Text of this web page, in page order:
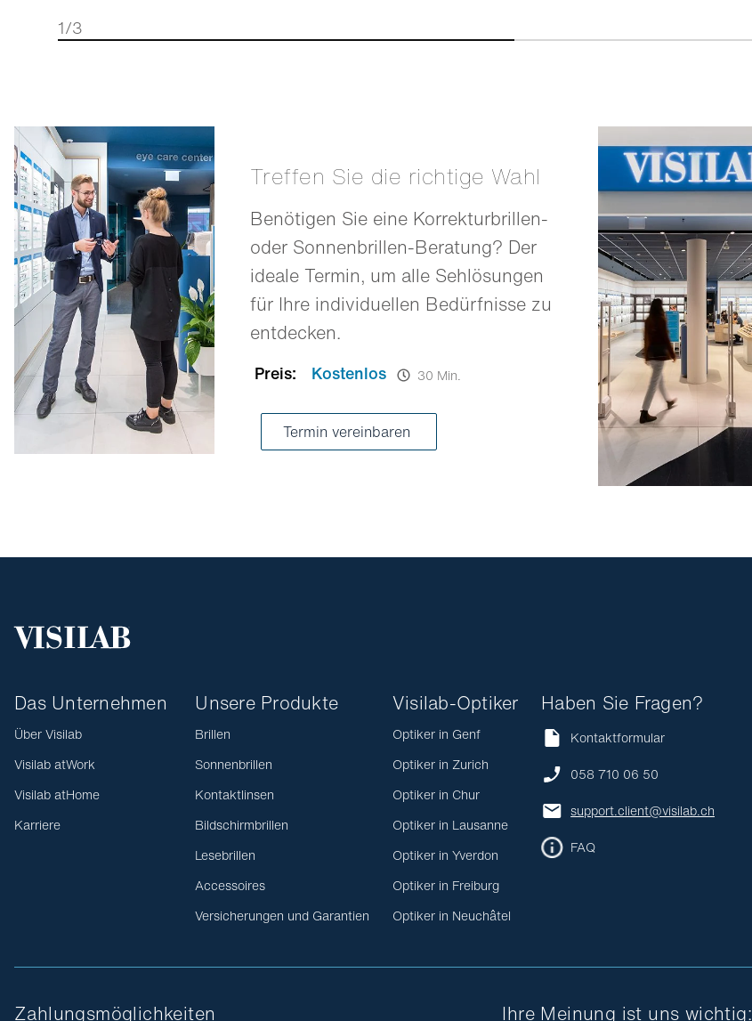
1/3
Treffen Sie die richtige Wahl
Benötigen Sie eine Korrekturbrillen-
oder Sonnenbrillen-Beratung? Der
ideale Termin, um alle Sehlösungen
für Ihre individuellen Bedürfnisse zu
entdecken.
Preis: Kostenlos 30 Min.
Termin vereinbaren
Das Unternehmen
Über Visilab
Visilab atWork
Visilab atHome
Karriere
Unsere Produkte
Brillen
Sonnenbrillen
Kontaktlinsen
Bildschirmbrillen
Lesebrillen
Accessoires
Versicherungen und Garantien
Visilab-Optiker
Optiker in Genf
Optiker in Zurich
Optiker in Chur
Optiker in Lausanne
Optiker in Yverdon
Optiker in Freiburg
Optiker in Neuchâtel
Haben Sie Fragen?
Kontaktformular
058 710 06 50
support.client@visilab.ch
FAQ
Zahlungsmöglichkeiten Ihre Meinung ist uns wichtig: